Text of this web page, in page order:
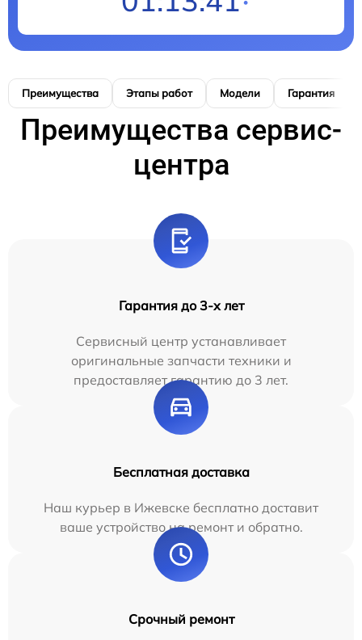
Преимущества Этапы работ Модели Гарантия
Преимущества сервис-
центра
Гарантия до 3-х лет
Сервисный центр устанавливает
оригинальные запчасти техники и
предоставляет гарантию до 3 лет.
Бесплатная доставка
Наш курьер в Ижевске бесплатно доставит
ваше устройство на ремонт и обратно.
Срочный ремонт